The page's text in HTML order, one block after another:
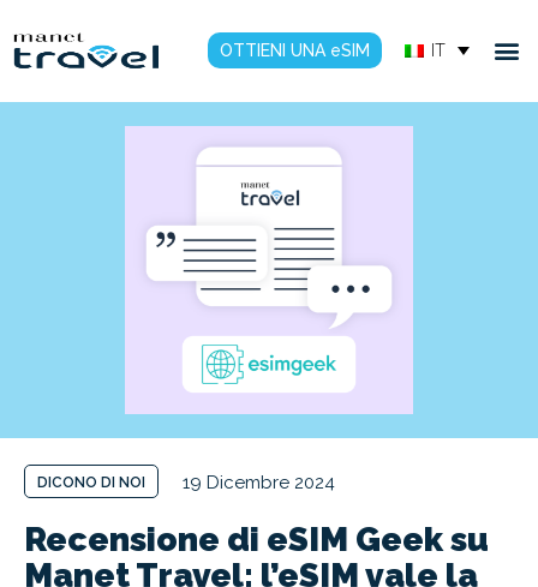
OTTIENI UNA eSIM IT
DICONO DI NOI 19 Dicembre 2024
Recensione di eSIM Geek su
Manet Travel: l’eSIM vale la